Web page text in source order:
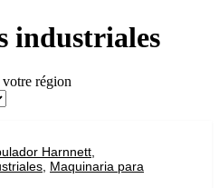
industriales
votre région
Harnnett
Maquinaria para